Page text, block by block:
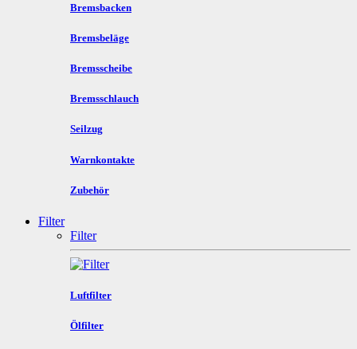
Bremsbacken
Bremsbeläge
Bremsscheibe
Bremsschlauch
Seilzug
Warnkontakte
Zubehör
Filter
Filter
Luftfilter
Ölfilter